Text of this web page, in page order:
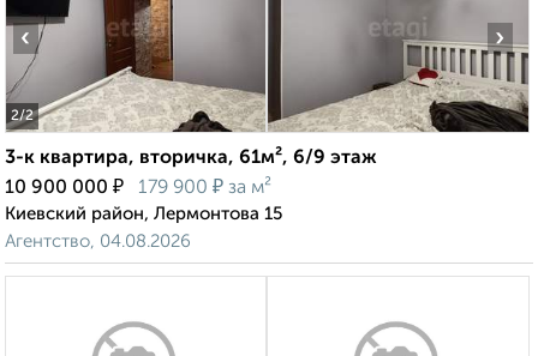
2/2
‹ ›
3-к квартира, вторичка, 61м², 6/9 этаж
10 900 000 ₽ 179 900 ₽ за м²
Киевский район, Лермонтова 15
Агентство, 04.08.2026